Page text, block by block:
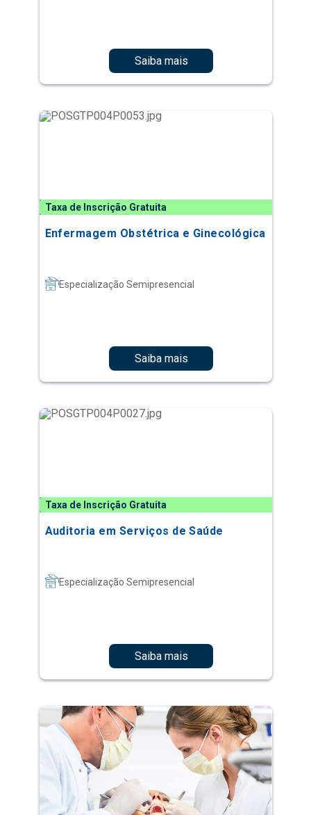
Saiba mais
Taxa de Inscrição Gratuita
Enfermagem Obstétrica e Ginecológica
Especialização Semipresencial
Saiba mais
Taxa de Inscrição Gratuita
Auditoria em Serviços de Saúde
Especialização Semipresencial
Saiba mais